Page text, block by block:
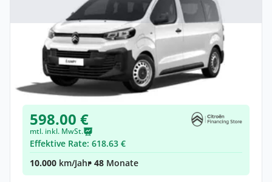
Privat & Gewerbe
Citroën Jumpy Kombi Kombi (Länge M)
Elektro •Automatik •
Neuwagen(konfigurierbar)
598.00 €
mtl. inkl. MwSt.
Effektive Rate: 618.63 €
10.000 km/Jahr• 48 Monate